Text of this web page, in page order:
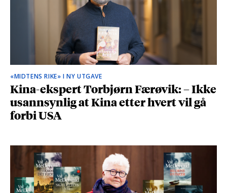
«MIDTENS RIKE» I NY UTGAVE
Kina-ekspert Torbjørn Færøvik: – Ikke
usannsynlig at Kina etter hvert vil gå
forbi USA